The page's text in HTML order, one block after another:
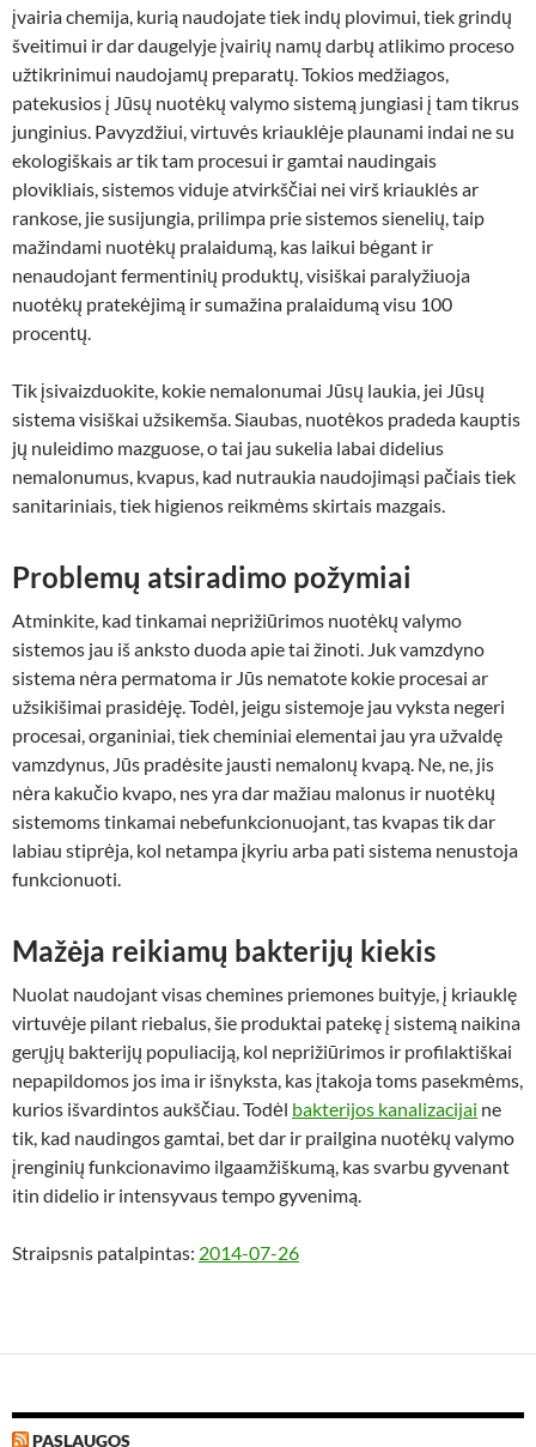
įvairia chemija, kurią naudojate tiek indų plovimui, tiek grindų
šveitimui ir dar daugelyje įvairių namų darbų atlikimo proceso
užtikrinimui naudojamų preparatų. Tokios medžiagos,
patekusios į Jūsų nuotėkų valymo sistemą jungiasi į tam tikrus
junginius. Pavyzdžiui, virtuvės kriauklėje plaunami indai ne su
ekologiškais ar tik tam procesui ir gamtai naudingais
plovikliais, sistemos viduje atvirkščiai nei virš kriauklės ar
rankose, jie susijungia, prilimpa prie sistemos sienelių, taip
mažindami nuotėkų pralaidumą, kas laikui bėgant ir
nenaudojant fermentinių produktų, visiškai paralyžiuoja
nuotėkų pratekėjimą ir sumažina pralaidumą visu 100
procentų.
Tik įsivaizduokite, kokie nemalonumai Jūsų laukia, jei Jūsų
sistema visiškai užsikemša. Siaubas, nuotėkos pradeda kauptis
jų nuleidimo mazguose, o tai jau sukelia labai didelius
nemalonumus, kvapus, kad nutraukia naudojimąsi pačiais tiek
sanitariniais, tiek higienos reikmėms skirtais mazgais.
Problemų atsiradimo požymiai
Atminkite, kad tinkamai neprižiūrimos nuotėkų valymo
sistemos jau iš anksto duoda apie tai žinoti. Juk vamzdyno
sistema nėra permatoma ir Jūs nematote kokie procesai ar
užsikišimai prasidėję. Todėl, jeigu sistemoje jau vyksta negeri
procesai, organiniai, tiek cheminiai elementai jau yra užvaldę
vamzdynus, Jūs pradėsite jausti nemalonų kvapą. Ne, ne, jis
nėra kakučio kvapo, nes yra dar mažiau malonus ir nuotėkų
sistemoms tinkamai nebefunkcionuojant, tas kvapas tik dar
labiau stiprėja, kol netampa įkyriu arba pati sistema nenustoja
funkcionuoti.
Mažėja reikiamų bakterijų kiekis
Nuolat naudojant visas chemines priemones buityje, į kriauklę
virtuvėje pilant riebalus, šie produktai patekę į sistemą naikina
gerųjų bakterijų populiaciją, kol neprižiūrimos ir profilaktiškai
nepapildomos jos ima ir išnyksta, kas įtakoja toms pasekmėms,
kurios išvardintos aukščiau. Todėl bakterijos kanalizacijai ne
tik, kad naudingos gamtai, bet dar ir prailgina nuotėkų valymo
įrenginių funkcionavimo ilgaamžiškumą, kas svarbu gyvenant
itin didelio ir intensyvaus tempo gyvenimą.
Straipsnis patalpintas: 2014-07-26
PASLAUGOS